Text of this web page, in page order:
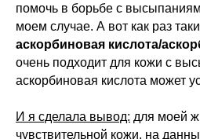
помочь в борьбе с
моем случае. А вот как раз
аскорбиновая кислота/
очень подходит для кожи с
аскорбиновая кислота может
И я сделала вывод: для моей
чувствительной кожи, на